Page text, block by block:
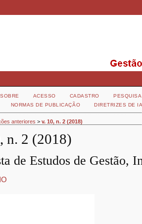
SOBRE ACESSO CADASTRO
PESQUISA
NORMAS DE PUBLICAÇÃO DIRETRIZES DE
anteriores > v. 10, n. 2 (2018)
n. 2 (2018)
de Estudos de Gestão,